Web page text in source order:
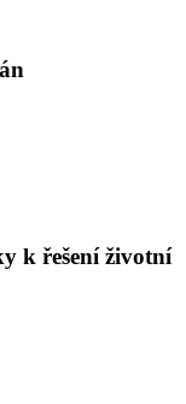
k řešení životní